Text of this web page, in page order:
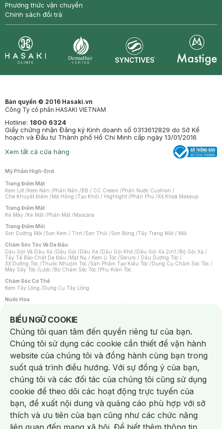
Phương thức vận chuyển
Chính sách đổi trả
Bản quyền © 2016 Hasaki.vn
Công Ty cổ phần HASAKI VIETNAM
Hotline: 1800 6324
Giấy chứng nhận Đăng ký Kinh doanh số 0313612829 do Sở Kế
hoạch và Đầu tư Thành phố Hồ Chí Minh cấp ngày 13/01/2016
Xem tất cả cửa hàng
Mỹ Phẩm High-End
Trang Điểm Mặt
Kem Lót /Kem Nền /Phấn Nền /BB / CC Cream /Phấn Nước Cushion /
Che Khuyết Điểm /Má Hồng /Tạo Khối / Highlight /Phấn Phủ /Xịt Khoá Makeup
Trang Điểm Mắt
Kẻ Mày /Kẻ Mắt /Phấn Mắt /Mascara
Trang Điểm Môi
Son Dưỡng Môi /Son Kem / Tint /Son Thỏi /Son Bóng /Tẩy Trang Mắt / Môi
Chăm Sóc Tóc Và Da Đầu
Dầu Gội Và Dầu Xả /Dầu Gội /Dầu Xả /Dầu Gội Khô /Dầu Gội Xả 2in1 /Bộ Gội Xả /
Tẩy Tế Bào Chết Da Đầu /Mặt Nạ / Kem Ủ Tóc /Serum / Dầu Dưỡng Tóc /
Xịt Dưỡng Tóc /Thuốc Nhuộm Tóc /Sản Phẩm Tạo Kiểu Tóc /Dụng Cụ Chăm Sóc Tóc /
Máy Sấy Tóc /Lược /Bộ Chăm Sóc Tóc /Phụ Kiện Tóc
Chăm Sóc Cơ Thể
Kem Tẩy Lông /Dụng Cụ Tẩy Lông
Nước Hoa
Nước Hoa Nữ
Chăm Sóc Cá Nhân
Chống Muỗi /Khẩu Trang /Máy Massage/Mặt Nạ Xông Hơi /Nước Rửa Tay/
Sản Phẩm Chăm Sóc Khác /Bàn Chải Đánh Răng /Bàn Chải Điện/
Hỗ Trợ Trắng Răng/Kem Đánh Răng /Máy Tăm Nước/ Nước Súc Miệng/
Tăm / Chỉ Nha Khoa/ Xịt Thơm Miệng / Dung Dịch Vệ Sinh/Dưỡng Vùng Kín/
Khăn Ướt Vệ Sinh Vùng Kín/Băng Vệ Sinh/Tampon/Bọt Cạo Râu /Dao Cạo Râu/
Máy Cạo Râu
Vấn Đề Về Da
Da Dầu / Lỗ Chân Lông To/ Da Khô / Mất Nước/ Da Lão Hóa/ Da Mụn/
Da Nhạy Cảm / Kích Ứng
Da Xỉn Màu Thâm / Nám / Tàn Nhang
Quầng Thâm & Bọng Mắt /Sẹo /Viêm Da Cơ Địa
Dụng Cụ / Phụ Kiện Chăm Sóc Da
Bông Tẩy Trang
Khăn Lau Mặt Khô Dụng Cụ / Máy Rửa Mặt Máy Chăm Sóc Da
Dụng Cụ Chăm Sóc Khác
BIỂU NGỮ COOKIE
Notice about cookies usage
Chúng tôi quan tâm đến quyền riêng tư của bạn.
Chúng tôi sử dụng các cookie cần thiết để vận hành
website của chúng tôi và đồng hành cùng bạn trong
suốt quá trình điều hướng. Với sự đồng ý của bạn,
chúng tôi và các đối tác của chúng tôi cũng sử dụng
cookie để theo dõi các hoạt động trực tuyến của
bạn, đề xuất nội dung và quảng cáo phù hợp với sở
thích và ưu tiên của bạn cũng như các chức năng
liên quan đến mạng xã hội. Để biết thêm thông tin,